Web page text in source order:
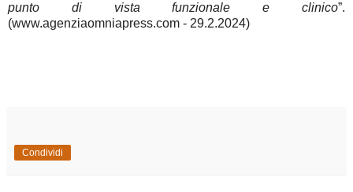
punto di vista funzionale e clinico”.
(www.agenziaomniapress.com - 29.2.2024)
Condividi